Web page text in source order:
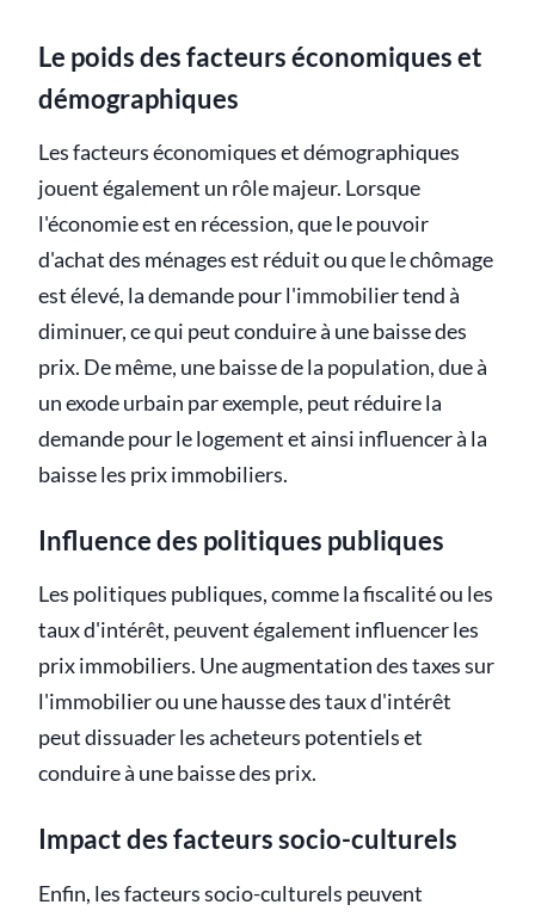
Le poids des facteurs économiques et
démographiques
Les facteurs économiques et démographiques
jouent également un rôle majeur. Lorsque
l'économie est en récession, que le pouvoir
d'achat des ménages est réduit ou que le chômage
est élevé, la demande pour l'immobilier tend à
diminuer, ce qui peut conduire à une baisse des
prix. De même, une baisse de la population, due à
un exode urbain par exemple, peut réduire la
demande pour le logement et ainsi influencer à la
baisse les prix immobiliers.
Influence des politiques publiques
Les politiques publiques, comme la fiscalité ou les
taux d'intérêt, peuvent également influencer les
prix immobiliers. Une augmentation des taxes sur
l'immobilier ou une hausse des taux d'intérêt
peut dissuader les acheteurs potentiels et
conduire à une baisse des prix.
Impact des facteurs socio-culturels
Enfin, les facteurs socio-culturels peuvent